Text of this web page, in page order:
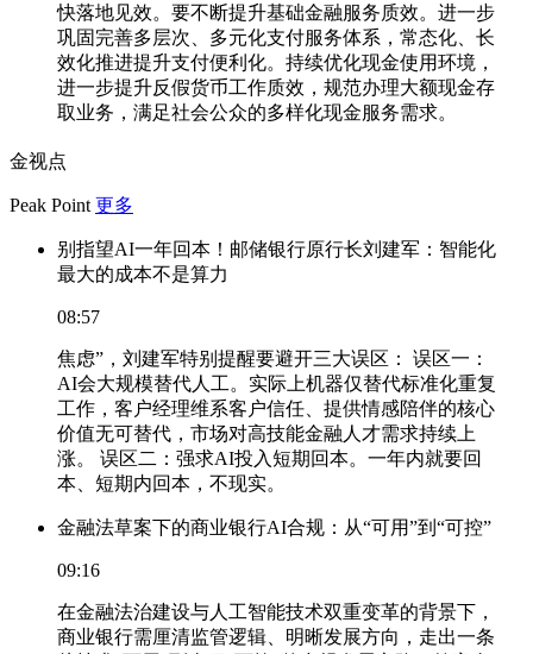
快落地见效。要不断提升基础金融服务质效。进一步
巩固完善多层次、多元化支付服务体系，常态化、长
效化推进提升支付便利化。持续优化现金使用环境，
进一步提升反假货币工作质效，规范办理大额现金存
取业务，满足社会公众的多样化现金服务需求。
金视点
Peak Point 更多
别指望AI一年回本！邮储银行原行长刘建军：智能化
最大的成本不是算力
08:57
焦虑”，刘建军特别提醒要避开三大误区： 误区一：
AI会大规模替代人工。实际上机器仅替代标准化重复
工作，客户经理维系客户信任、提供情感陪伴的核心
价值无可替代，市场对高技能金融人才需求持续上
涨。 误区二：强求AI投入短期回本。一年内就要回
本、短期内回本，不现实。
金融法草案下的商业银行AI合规：从“可用”到“可控”
09:16
在金融法治建设与人工智能技术双重变革的背景下，
商业银行需厘清监管逻辑、明晰发展方向，走出一条